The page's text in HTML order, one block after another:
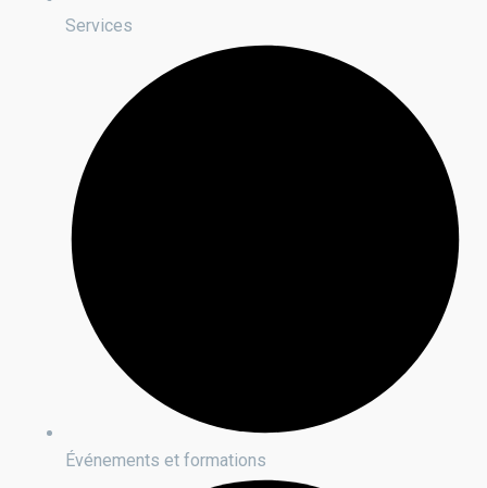
Services
Événements et formations